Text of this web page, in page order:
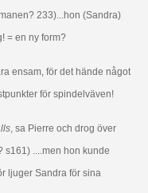
233)...hon (Sandra)
= en ny form?
ensam, för det hände något
för spindelväven!
, sa Pierre och drog över
s161) ....men hon kunde
ljuger Sandra för sina